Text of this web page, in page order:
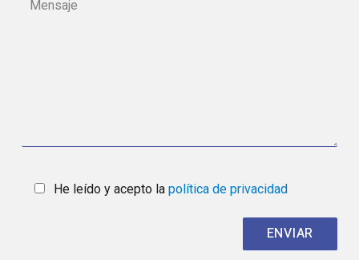
He leído y acepto la política de privacidad